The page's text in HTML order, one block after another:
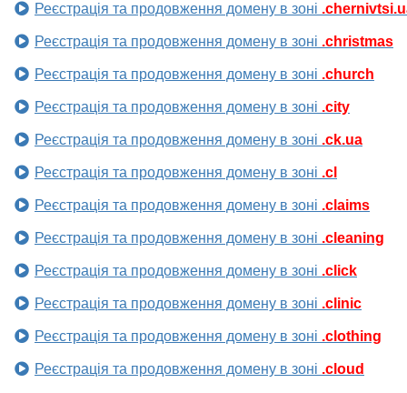
Реєстрація та продовження домену в зоні
Реєстрація та продовження домену в зоні .christmas
Реєстрація та продовження домену в зоні .church
Реєстрація та продовження домену в зоні .city
Реєстрація та продовження домену в зоні .ck.ua
Реєстрація та продовження домену в зоні .cl
Реєстрація та продовження домену в зоні .claims
Реєстрація та продовження домену в зоні .cleaning
Реєстрація та продовження домену в зоні .click
Реєстрація та продовження домену в зоні .clinic
Реєстрація та продовження домену в зоні .clothing
Реєстрація та продовження домену в зоні .cloud